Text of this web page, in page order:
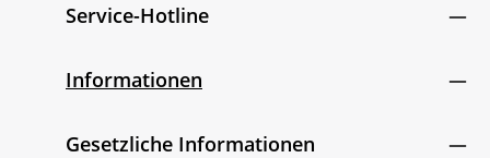
Service-Hotline
Informationen
Gesetzliche Informationen